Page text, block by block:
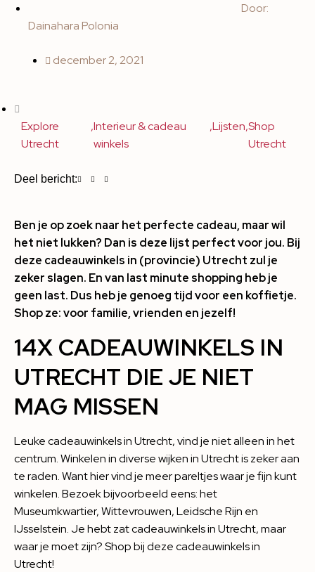
Door:
Dainahara Polonia
december 2, 2021
Explore
Utrecht
,Interieur & cadeau
winkels
,Lijsten,Shop
Utrecht
Deel bericht:
Ben je op zoek naar het perfecte cadeau, maar wil
het niet lukken? Dan is deze lijst perfect voor jou. Bij
deze cadeauwinkels in (provincie) Utrecht zul je
zeker slagen. En van last minute shopping heb je
geen last. Dus heb je genoeg tijd voor een koffietje.
Shop ze: voor familie, vrienden en jezelf!
14X CADEAUWINKELS IN
UTRECHT DIE JE NIET
MAG MISSEN
Leuke cadeauwinkels in Utrecht, vind je niet alleen in het
centrum. Winkelen in diverse wijken in Utrecht is zeker aan
te raden. Want hier vind je meer pareltjes waar je fijn kunt
winkelen. Bezoek bijvoorbeeld eens: het
Museumkwartier, Wittevrouwen, Leidsche Rijn en
IJsselstein. Je hebt zat cadeauwinkels in Utrecht, maar
waar je moet zijn? Shop bij deze cadeauwinkels in
Utrecht!